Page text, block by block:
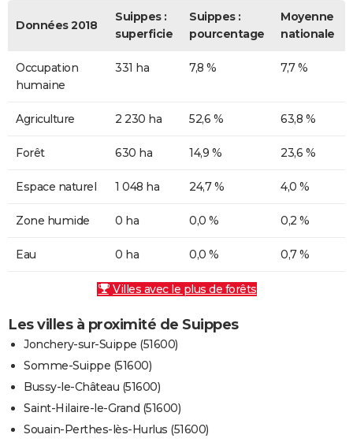
Données 2018
Suippes :
superficie
Suippes :
pourcentage
Moyenne
nationale
Occupation
humaine
331 ha 7,8 % 7,7 %
Agriculture 2 230 ha 52,6 % 63,8 %
Forêt 630 ha 14,9 % 23,6 %
Espace naturel 1 048 ha 24,7 % 4,0 %
Zone humide 0 ha 0,0 % 0,2 %
Eau 0 ha 0,0 % 0,7 %
Villes avec le plus de forêts
Les villes à proximité de Suippes
Jonchery-sur-Suippe (51600)
Somme-Suippe (51600)
Bussy-le-Château (51600)
Saint-Hilaire-le-Grand (51600)
Souain-Perthes-lès-Hurlus (51600)